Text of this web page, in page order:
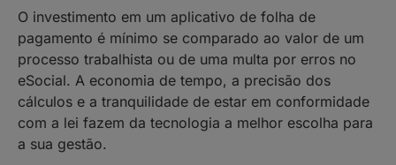
O investimento em um aplicativo de folha de
pagamento é mínimo se comparado ao valor de um
processo trabalhista ou de uma multa por erros no
eSocial. A economia de tempo, a precisão dos
cálculos e a tranquilidade de estar em conformidade
com a lei fazem da tecnologia a melhor escolha para
a sua gestão.